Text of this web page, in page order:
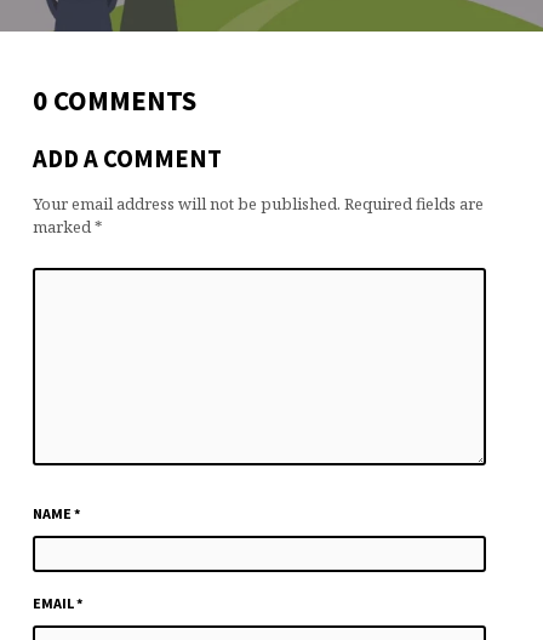
0 COMMENTS
ADD A COMMENT
Your email address will not be published. Required fields are
marked*
NAME *
EMAIL*